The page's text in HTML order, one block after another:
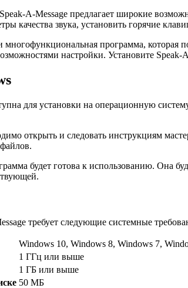
Speak-A-Message предлагает широкие
качества звука, установить горячие
многофункциональная программа,
настройки. Установите Speak-
для установки на операционную
открыть и следовать инструкциям
будет готова к использованию. Она
требует следующие системные
Windows 10, Windows 8, Windows 7,
1 ГГц или выше
1 ГБ или выше
50 МБ